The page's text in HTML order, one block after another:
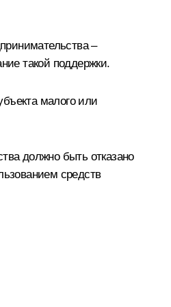
–
такой поддержки.
малого или
должно быть отказано
средств